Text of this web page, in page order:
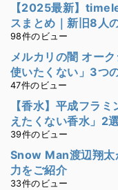
【2025最新】
スまとめ｜新旧8人
98件のビュー
メルカリの闇 オー
使いたくない」3つ
47件のビュー
【香水】平成フラ
えたくない香水」2
39件のビュー
Snow Man渡辺翔太
力をご紹介
33件のビュー